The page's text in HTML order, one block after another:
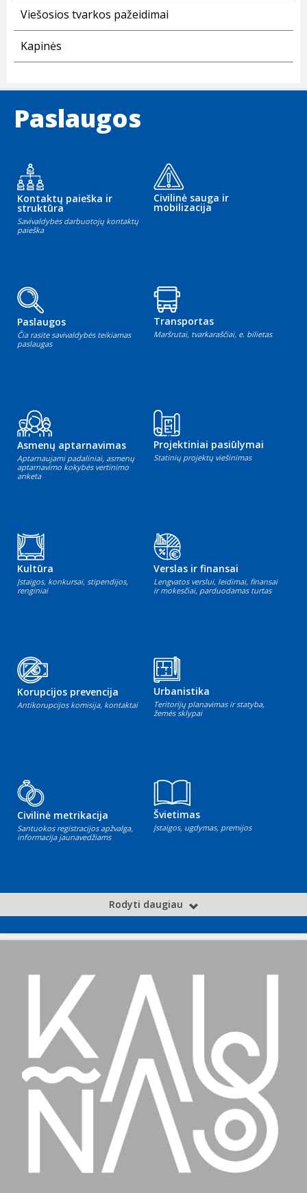
Viešosios tvarkos pažeidimai
Kapinės
Paslaugos
Kontaktų paieška ir
struktūra
Savivaldybės darbuotojų kontaktų
paieška
Civilinė sauga ir
mobilizacija
Paslaugos
Čia rasite savivaldybės teikiamas
paslaugas
Transportas
Maršrutai, tvarkaraščiai, e. bilietas
Asmenų aptarnavimas
Aptarnaujami padaliniai, asmenų
aptarnavimo kokybės vertinimo
anketa
Projektiniai pasiūlymai
Statinių projektų viešinimas
Kultūra
Įstaigos, konkursai, stipendijos,
renginiai
Verslas ir finansai
Lengvatos verslui, leidimai, finansai
ir mokesčiai, parduodamas turtas
Korupcijos prevencija
Antikorupcijos komisija, kontaktai
Urbanistika
Teritorijų planavimas ir statyba,
žemės sklypai
Civilinė metrikacija
Santuokos registracijos apžvalga,
informacija jaunavedžiams
Švietimas
Įstaigos, ugdymas, premijos
Rodyti daugiau